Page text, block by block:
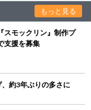
もっと見る
スモックリン』制作プ
支援を募集
約3年ぶりの多さに